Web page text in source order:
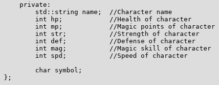
    private:
        std::string name;  //Character name
        int hp;            //Health of character
        int mp;            //Magic points of character
        int str;           //Strength of character
        int def;           //Defense of character
        int mag;           //Magic skill of character
        int spd;           //Speed of character
        char symbol;
};